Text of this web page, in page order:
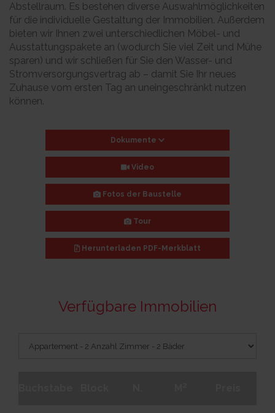
Abstellraum. Es bestehen diverse Auswahlmöglichkeiten
für die individuelle Gestaltung der Immobilien. Außerdem
bieten wir Ihnen zwei unterschiedlichen Möbel- und
Ausstattungspakete an (wodurch Sie viel Zeit und Mühe
sparen) und wir schließen für Sie den Wasser- und
Stromversorgungsvertrag ab – damit Sie Ihr neues
Zuhause vom ersten Tag an uneingeschränkt nutzen
können.
Dokumente
Video
Fotos der Baustelle
Tour
Herunterladen PDF-Merkblatt
Verfügbare Immobilien